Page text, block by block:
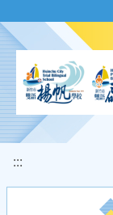
:::